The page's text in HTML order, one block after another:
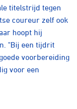
titelstrijd tegen
coureur zelf ook
hoopt hij
"Bij een tijdrit
voorbereiding
voor een